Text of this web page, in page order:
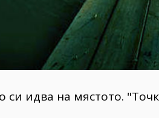
си идва на мястото.